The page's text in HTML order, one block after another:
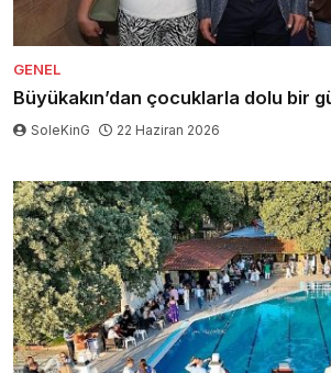
GENEL
Büyükakın’dan çocuklarla dolu bir
SoleKinG 22 Haziran 2026